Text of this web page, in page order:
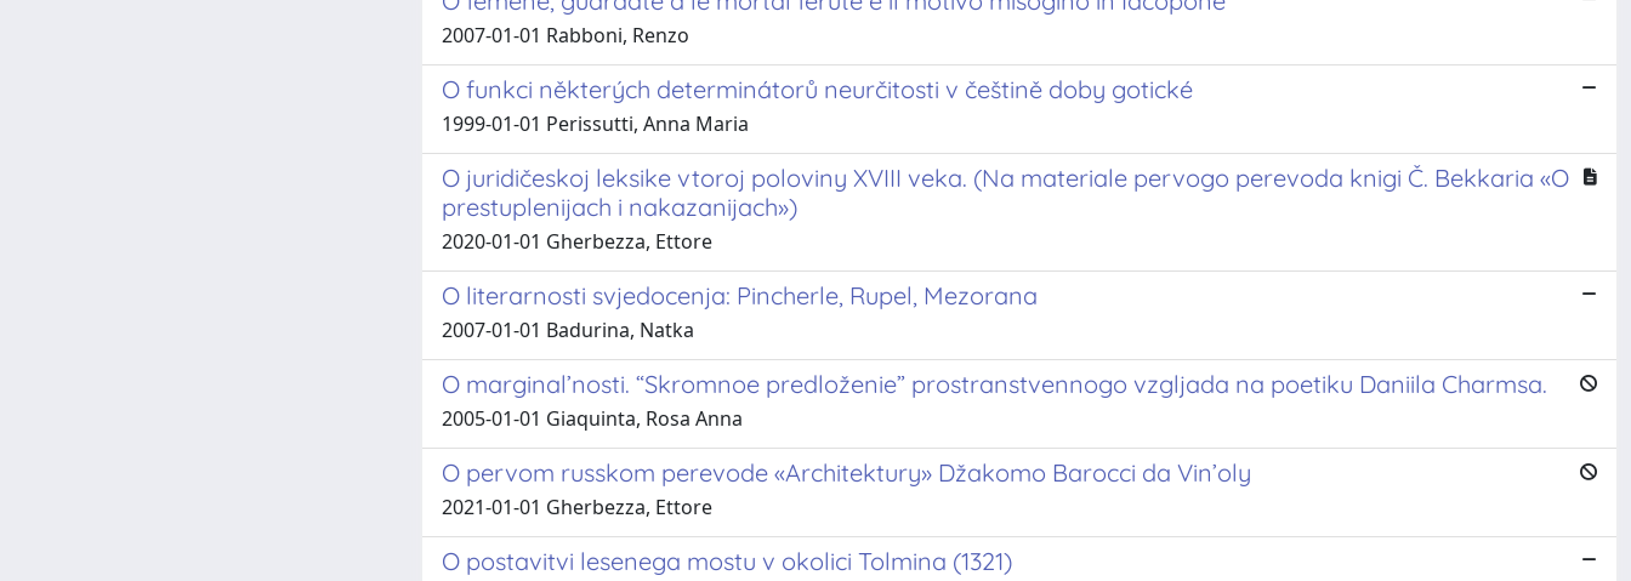
2007-01-01 Rabboni, Renzo
O funkci některých determinátorů neurčitosti v češtině doby gotické
1999-01-01 Perissutti, Anna Maria
O juridičeskoj leksike vtoroj poloviny XVIII veka. (Na materiale pervogo perevoda knigi Č. Bekkaria «O
prestuplenijach i nakazanijach»)
2020-01-01 Gherbezza, Ettore
O literarnosti svjedocenja: Pincherle, Rupel, Mezorana
2007-01-01 Badurina, Natka
O marginal’nosti. “Skromnoe predloženie” prostranstvennogo vzgljada na poetiku Daniila Charmsa.
2005-01-01 Giaquinta, Rosa Anna
O pervom russkom perevode «Architektury» Džakomo Barocci da Vin’oly
2021-01-01 Gherbezza, Ettore
O postavitvi lesenega mostu v okolici Tolmina (1321)